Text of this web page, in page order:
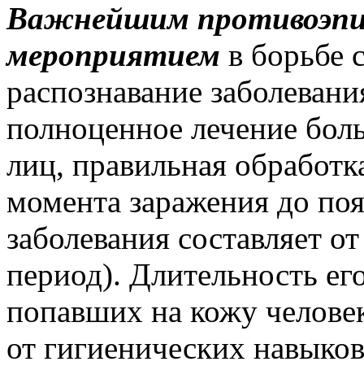
Важнейшим
мероприятием в борьбе
распознавание
полноценное лечение
лиц, правильная
момента заражения до
заболевания составляет
период). Длительность
попавших на кожу
от гигиенических